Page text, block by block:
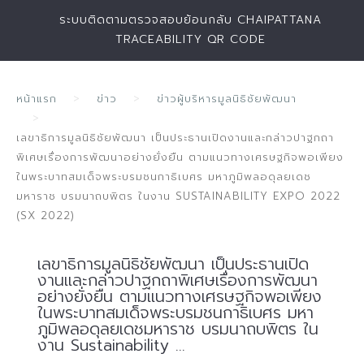
ระบบติดตามตรวจสอบย้อนกลับ CHAIPATTANA
TRACEABILITY QR CODE
หน้าแรก ข่าว ข่าวผู้บริหารมูลนิธิชัยพัฒนา
เลขาธิการมูลนิธิชัยพัฒนา เป็นประธานเปิดงานและกล่าวปาฐกถา
พิเศษเรื่องการพัฒนาอย่างยั่งยืน ตามแนวทางเศรษฐกิจพอเพียง
ในพระบาทสมเด็จพระบรมชนกาธิเบศร มหาภูมิพลอดุลยเดช
มหาราช บรมนาถบพิตร ในงาน SUSTAINABILITY EXPO 2022
(SX 2022)
เลขาธิการมูลนิธิชัยพัฒนา เป็นประธานเปิด
งานและกล่าวปาฐกถาพิเศษเรื่องการพัฒนา
อย่างยั่งยืน ตามแนวทางเศรษฐกิจพอเพียง
ในพระบาทสมเด็จพระบรมชนกาธิเบศร มหา
ภูมิพลอดุลยเดชมหาราช บรมนาถบพิตร ใน
งาน Sustainability ...